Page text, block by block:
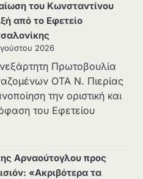
του Κωνσταντίνου
από το Εφετείο
2026
Πρωτοβουλία
ΟΤΑ Ν. Πιερίας
την οριστική και
του Εφετείου
Αρναούτογλου προς
«Ακριβότερα τα